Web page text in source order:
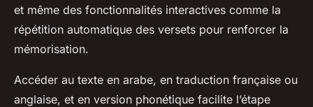
et même des fonctionnalités interactives comme la
répétition automatique des versets pour renforcer la
mémorisation.
Accéder au texte en arabe, en traduction française ou
anglaise, et en version phonétique facilite l’étape